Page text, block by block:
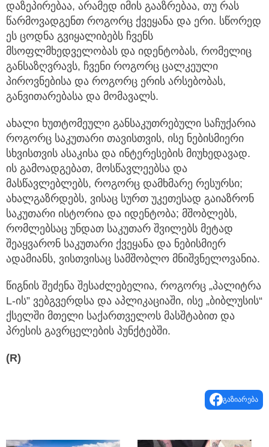
დაზეპირებაა, არამედ იმის გააზრებაა, თუ რას
წარმოვადგენთ როგორც ქვეყანა და ერი. სწორედ
ეს ცოდნა გვიყალიბებს ჩვენს
მსოფლმხედველობას და იდენტობას, რომელიც
განსაზღვრავს, ჩვენი როგორც ცალკეული
პიროვნებისა და როგორც ერის არსებობას,
განვითარებასა და მომავალს.
ახალი ხუთტომეული განსაკუთრებული საჩუქარია
როგორც საკუთარი თავისთვის, ისე ნებისმიერი
სხვისთვის ასაკისა და ინტერესების მიუხედავად.
ის გამოადგებათ, მოსწავლეებსა და
მასწავლებლებს, როგორც დამხმარე რესურსი;
ახალგაზრდებს, ვისაც სურთ უკეთესად გაიაზრონ
საკუთარი ისტორია და იდენტობა; მშობლებს,
რომლებსაც უნდათ საკუთარ შვილებს მეტად
შეაყვარონ საკუთარი ქვეყანა და ნებისმიერ
ადამიანს, ვისთვისაც სამშობლო მნიშვნელოვანია.
წიგნის შეძენა შესაძლებელია, როგორც „პალიტრა
L-ის” ვებგვერდსა და აპლიკაციაში, ისე „ბიბლუსის“
ქსელში მთელი საქართველოს მასშტაბით და
პრესის გავრცელების პუნქტებში.
(R)
გაზიარება